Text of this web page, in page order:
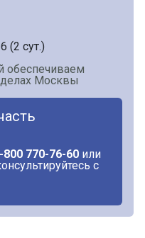
(2 сут.)
обеспечиваем
Москвы
800 770-76-60 или
с